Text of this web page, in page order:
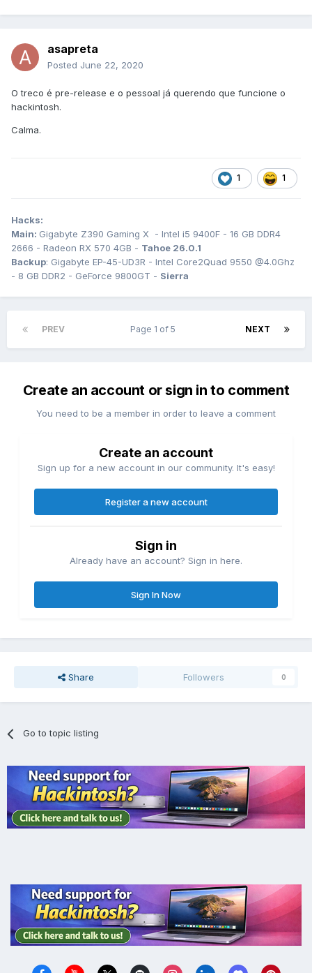
asapreta
Posted June 22, 2020
O treco é pre-release e o pessoal já querendo que funcione o
hackintosh.
Calma.
1 1
Hacks:
Main: Gigabyte Z390 Gaming X - Intel i5 9400F - 16 GB DDR4
2666 - Radeon RX 570 4GB - Tahoe 26.0.1
Backup: Gigabyte EP-45-UD3R - Intel Core2Quad 9550 @4.0Ghz
- 8 GB DDR2 - GeForce 9800GT - Sierra
PREV NEXT
Page 1 of 5
Create an account or sign in to comment
You need to be a member in order to leave a comment
Create an account
Sign up for a new account in our community. It's easy!
Register a new account
Sign in
Already have an account? Sign in here.
Sign In Now
Share Followers 0
Go to topic listing